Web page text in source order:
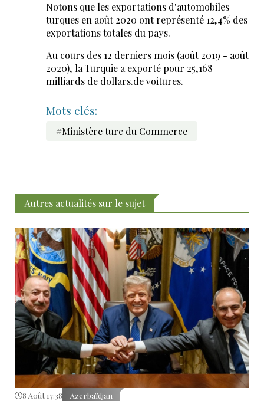
Notons que les exportations d'automobiles
turques en août 2020 ont représenté 12,4% des
exportations totales du pays.
Au cours des 12 derniers mois (août 2019 - août
2020), la Turquie a exporté pour 25,168
milliards de dollars.de voitures.
Mots clés:
#Ministère turc du Commerce
Autres actualités sur le sujet
8 Août 17:38 Azerbaïdjan